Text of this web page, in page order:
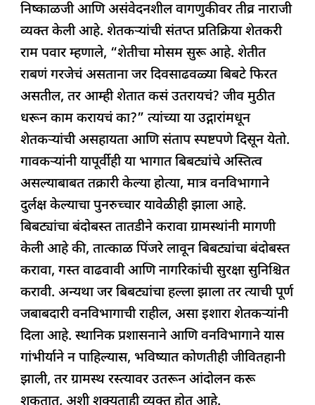
निष्काळजी आणि असंवेदनशील वागणुकीवर तीव्र नाराजी
व्यक्त केली आहे. शेतकऱ्यांची संतप्त प्रतिक्रिया शेतकरी
राम पवार म्हणाले, “शेतीचा मोसम सुरू आहे. शेतीत
राबणं गरजेचं असताना जर दिवसाढवळ्या बिबटे फिरत
असतील, तर आम्ही शेतात कसं उतरायचं? जीव मुठीत
धरून काम करायचं का?” त्यांच्या या उद्गारांमधून
शेतकऱ्यांची असहायता आणि संताप स्पष्टपणे दिसून येतो.
गावकऱ्यांनी यापूर्वीही या भागात बिबट्यांचे अस्तित्व
असल्याबाबत तक्रारी केल्या होत्या, मात्र वनविभागाने
दुर्लक्ष केल्याचा पुनरुच्चार यावेळीही झाला आहे.
बिबट्यांचा बंदोबस्त तातडीने करावा ग्रामस्थांनी मागणी
केली आहे की, तात्काळ पिंजरे लावून बिबट्यांचा बंदोबस्त
करावा, गस्त वाढवावी आणि नागरिकांची सुरक्षा सुनिश्चित
करावी. अन्यथा जर बिबट्यांचा हल्ला झाला तर त्याची पूर्ण
जबाबदारी वनविभागाची राहील, असा इशारा शेतकऱ्यांनी
दिला आहे. स्थानिक प्रशासनाने आणि वनविभागाने यास
गांभीर्याने न पाहिल्यास, भविष्यात कोणतीही जीवितहानी
झाली, तर ग्रामस्थ रस्त्यावर उतरून आंदोलन करू